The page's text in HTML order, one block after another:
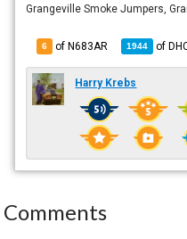
Grangeville Smoke Jumpers,
6 of N683AR 1944 of
Harry Krebs
Comments